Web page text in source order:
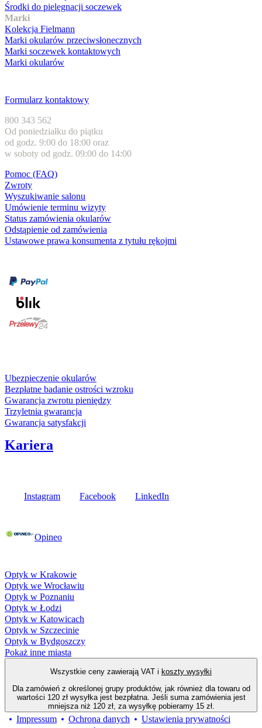
Środki do pielęgnacji soczewek
Marki
Kolekcja Fielmann
Marki okularów przeciwsłonecznych
Marki soczewek kontaktowych
Marki okularów
Formularz kontaktowy
800 343 562
Od poniedziałku do piątku
od godz. 9:00 do 18:00 oraz
w soboty od godz. 09:00 do 14:00
Pomoc (FAQ)
Zwroty
Wyszukiwanie salonu
Umówienie terminu wizyty
Status zamówienia okularów
Odstąpienie od zamówienia
Ustawowe prawa konsumenta z tytułu rękojmi
Ubezpieczenie okularów
Bezpłatne badanie ostrości wzroku
Gwarancja zwrotu pieniędzy
Trzyletnia gwarancja
Gwarancja satysfakcji
Kariera
Instagram Facebook LinkedIn
Opineo
Optyk w Krakowie
Optyk we Wrocławiu
Optyk w Poznaniu
Optyk w Łodzi
Optyk w Katowicach
Optyk w Szczecinie
Optyk w Bydgoszczy
Pokaż inne miasta
Wszystkie ceny zawierają VAT i koszty wysyłki
Dla zamówień z określonej grupy produktów, jak również dla towaru od
wartości 120 zł wysyłka jest bezpłatna. Jeśli suma zamówienia jest
mniejsza niż 120 zł, za wysyłkę pobieramy 15 zł.
Impressum Ochrona danych
Ustawienia prywatności